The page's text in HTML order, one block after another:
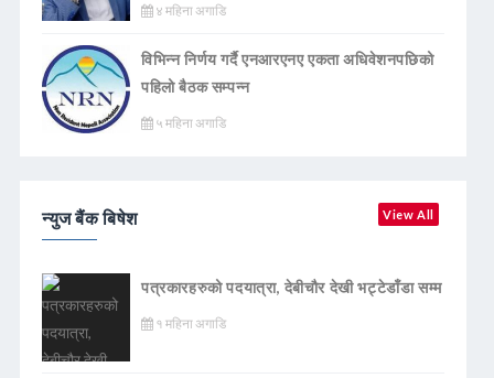
४ महिना अगाडि
विभिन्न निर्णय गर्दै एनआरएनए एकता अधिवेशनपछिको
पहिलो बैठक सम्पन्न
५ महिना अगाडि
न्युज बैंक बिषेश View All
पत्रकारहरुको पदयात्रा, देबीचौर देखी भट्टेडाँडा सम्म
१ महिना अगाडि